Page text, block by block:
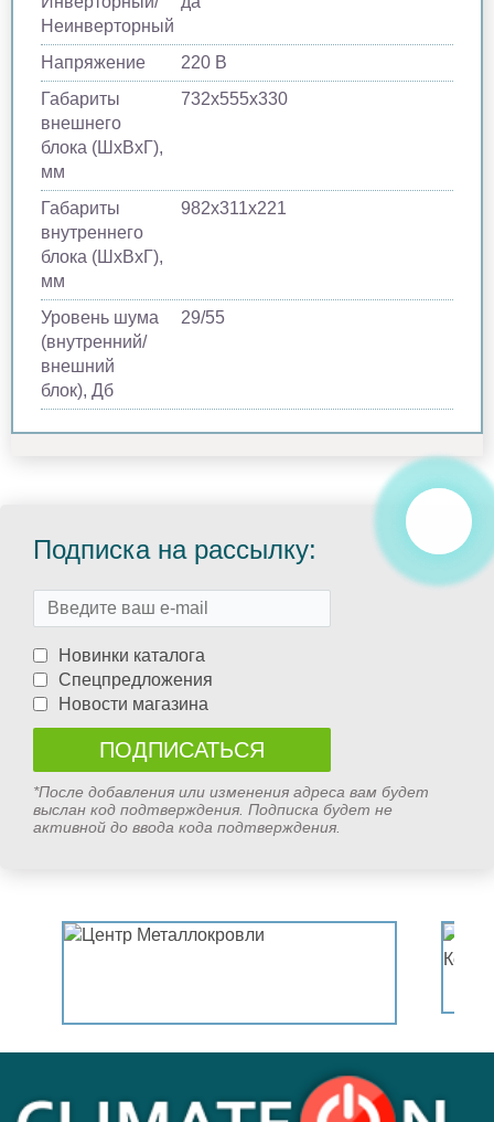
Неинверторный
Напряжение
220 В
Габариты
внешнего
блока (ШхВхГ),
мм
732х555х330
Габариты
внутреннего
блока (ШхВхГ),
мм
982х311х221
Уровень шума
(внутренний/
внешний
блок), Дб
29/55
Подписка на рассылку:
Новинки каталога
Спецпредложения
Новости магазина
*После добавления или изменения адреса вам будет
выслан код подтверждения. Подписка будет не
активной до ввода кода подтверждения.